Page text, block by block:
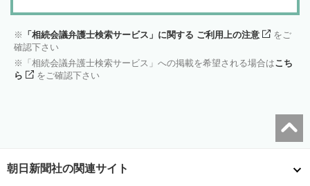
「相続会議弁護士検索サービス」に関する ご利用上の注意
をご
確認下さい
「相続会議弁護士検索サービス」への掲載を希望される場合はこち
ら
をご確認下さい
朝日新聞社の関連サイト